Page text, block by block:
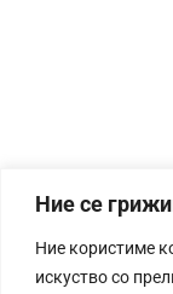
Ние се
Ние користиме
искуство со